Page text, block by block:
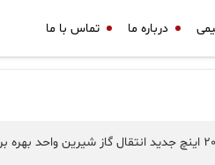
درباره ما تماس با ما